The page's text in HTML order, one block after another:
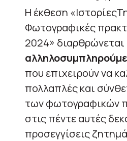
Η έκθεση
Φωτογραφικές
2024» διαρθρώνεται
που επιχειρούν να
πολλαπλές και
των φωτογραφικών
στις πέντε αυτές
προσεγγίσεις